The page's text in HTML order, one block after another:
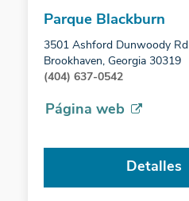
Parque Blackburn
3501 Ashford Dunwoody Rd
Brookhaven, Georgia 30319
(404) 637-0542
Página web
Detalles